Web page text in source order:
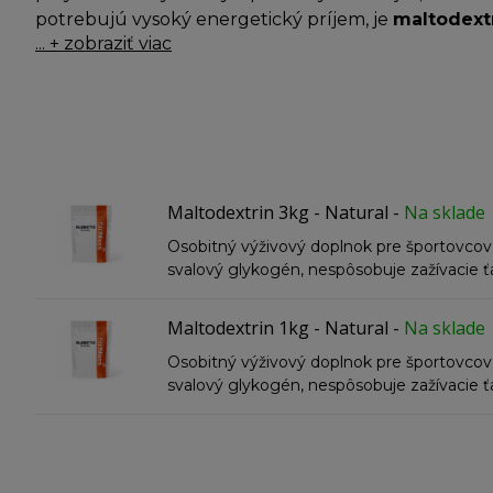
potrebujú vysoký energetický príjem, je
alebo súťaží, kedy dochádza k vyčerpaniu
Pre vytrvalostné športy, ako je beh, cyklistika
predísť únave a zlepšiť vytrvalosť tým, že
Po tréningu alebo pretekoch sú zásoby
týchto zásob a zároveň spúšťa syntézu
Jednoduchá stráviteľnosť
... + zobraziť viac
Maltodextrin 3kg - Natural - Na sklade
Osobitný výživový doplnok pre
svalový glykogén, nespôsobuje zažívacie
Maltodextrin 1kg - Natural - Na sklade
Osobitný výživový doplnok pre
svalový glykogén, nespôsobuje zažívacie